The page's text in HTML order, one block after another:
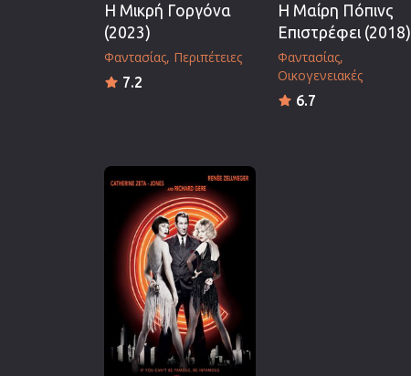
Θρίλερ
Καταστροφής
Κλασσικές
Η Μικρή Γοργόνα
(2023)
Φαντασίας Περιπέτειες
7.2
Η Μαίρη Πόπινς
Επιστρέφει (2018)
Φαντασίας
Οικογενειακές
6.7